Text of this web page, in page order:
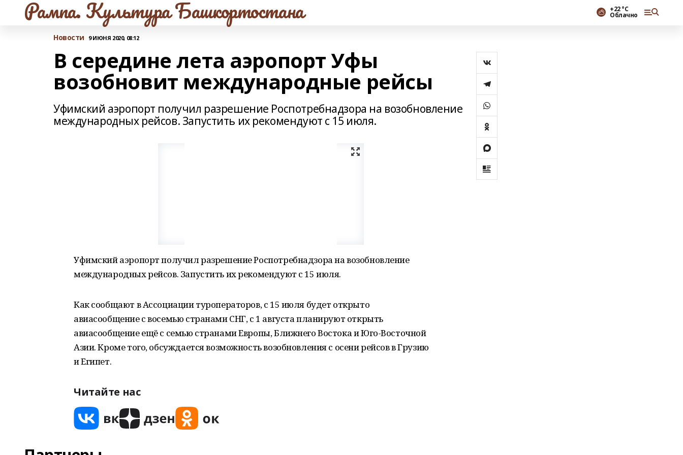
Рампа. Культура Башкортостана +22 °С
Облачно
Новости 9 ИЮНЯ 2020, 08:12
В середине лета аэропорт Уфы
возобновит международные рейсы
Уфимский аэропорт получил разрешение Роспотребнадзора на возобновление
международных рейсов. Запустить их рекомендуют с 15 июля.
Уфимский аэропорт получил разрешение Роспотребнадзора на возобновление
международных рейсов. Запустить их рекомендуют с 15 июля.
Как сообщают в Ассоциации туроператоров, с 15 июля будет открыто
авиасообщение с восемью странами СНГ, с 1 августа планируют открыть
авиасообщение ещё с семью странами Европы, Ближнего Востока и Юго-Восточной
Азии. Кроме того, обсуждается возможность возобновления с осени рейсов в Грузию
и Египет.
Читайте нас